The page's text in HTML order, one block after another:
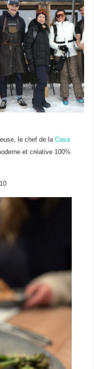
le chef de la Casa
et créative 100%